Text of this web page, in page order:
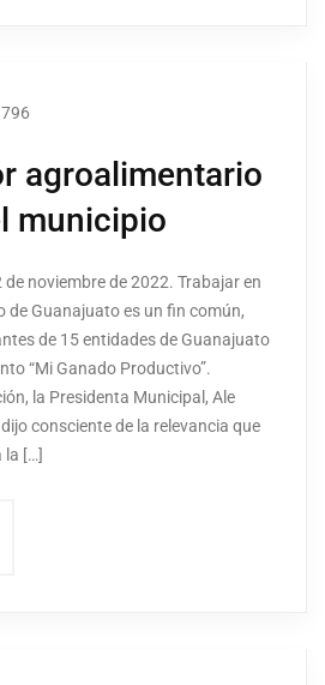
796
agroalimentario
municipio
noviembre de 2022. Trabajar en
de Guanajuato es un fin común,
de 15 entidades de Guanajuato
“Mi Ganado Productivo”.
la Presidenta Municipal, Ale
consciente de la relevancia que
la […]